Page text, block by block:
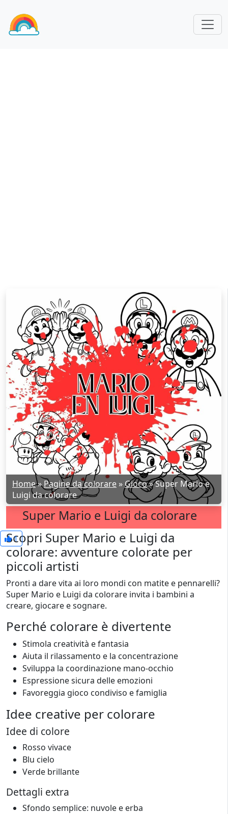
Home»Pagine da colorare » Gioco»Super Mario e
Luigi da colorare
Super Mario e Luigi da colorare
1
Scopri Super Mario e Luigi da
colorare: avventure colorate per
piccoli artisti
Pronti a dare vita ai loro mondi con matite e pennarelli?
Super Mario e Luigi da colorare invita i bambini a
creare, giocare e sognare.
Perché colorare è divertente
Stimola creatività e fantasia
Aiuta il rilassamento e la concentrazione
Sviluppa la coordinazione mano-occhio
Espressione sicura delle emozioni
Favoreggia gioco condiviso e famiglia
Idee creative per colorare
Idee di colore
Rosso vivace
Blu cielo
Verde brillante
Dettagli extra
Sfondo semplice: nuvole e erba